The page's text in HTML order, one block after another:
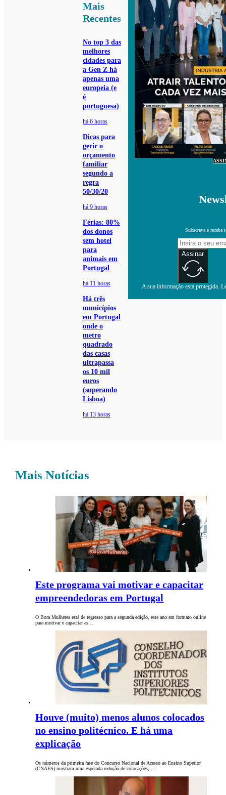
Mais
Recentes
No top 3 das
melhores
cidades para
a Gen Z há
apenas uma
europeia (e
é
portuguesa)
há 6 horas
Dicas para
gerir o
orçamento
familiar
segundo a
regra
50/30/20
há 9 horas
Férias: 80%
dos donos
sem hotel
para
animais em
Portugal
há 11 horas
Há três
municípios
em Portugal
onde o
metro
quadrado
das casas
ultrapassa
os 10 mil
euros
(superando
Lisboa)
há 13 horas
Subscreva e receba
Assinar
A sua informação está protegida.
Mais Notícias
Este programa vai motivar e capacitar
empreendedoras em Portugal
O Bora Mulheres está de regresso para a segunda edição, este ano em formato online
para motivar e capacitar as…
Houve (muito) menos alunos colocados
no ensino politécnico. E há uma
explicação
Os números da primeira fase do Concurso Nacional de Acesso ao Ensino Superior
(CNAES) mostram uma esperada redução de colocações,…